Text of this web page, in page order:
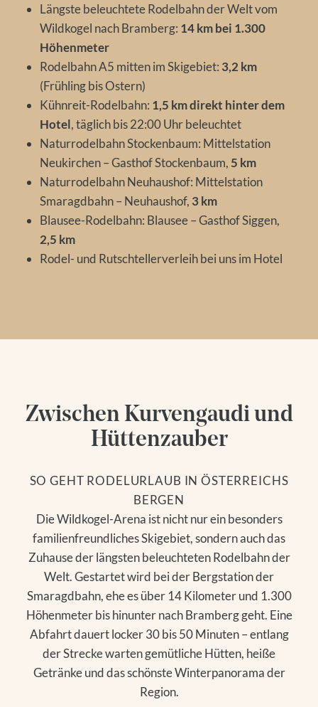
Längste beleuchtete Rodelbahn der Welt vom
Wildkogel nach Bramberg: 14 km bei 1.300
Höhenmeter
Rodelbahn A5 mitten im Skigebiet: 3,2 km
(Frühling bis Ostern)
Kühnreit-Rodelbahn: 1,5 km direkt hinter dem
Hotel, täglich bis 22:00 Uhr beleuchtet
Naturrodelbahn Stockenbaum: Mittelstation
Neukirchen – Gasthof Stockenbaum, 5 km
Naturrodelbahn Neuhaushof: Mittelstation
Smaragdbahn – Neuhaushof, 3 km
Blausee-Rodelbahn: Blausee – Gasthof Siggen,
2,5 km
Rodel- und Rutschtellerverleih bei uns im Hotel
SO GEHT RODELURLAUB IN ÖSTERREICHS
BERGEN
Zwischen Kurvengaudi und
Hüttenzauber
Die Wildkogel-Arena ist nicht nur ein besonders
familienfreundliches Skigebiet, sondern auch das
Zuhause der längsten beleuchteten Rodelbahn der
Welt. Gestartet wird bei der Bergstation der
Smaragdbahn, ehe es über 14 Kilometer und 1.300
Höhenmeter bis hinunter nach Bramberg geht. Eine
Abfahrt dauert locker 30 bis 50 Minuten – entlang
der Strecke warten gemütliche Hütten, heiße
Getränke und das schönste Winterpanorama der
Region.